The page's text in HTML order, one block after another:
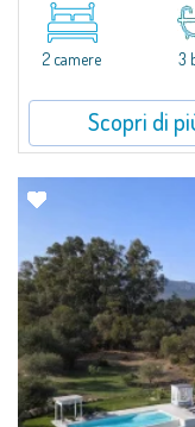
​Esclusivo appartamento
Porto Cervo.All’interno
immerso in un curato
2 camere 3
Scopri di